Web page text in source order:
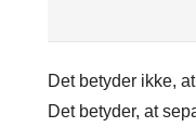
Det betyder ikke,
Det betyder, at